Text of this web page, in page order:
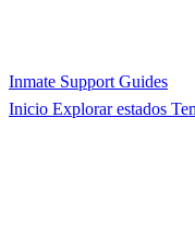
Inmate Support Guides
Inicio Explorar estados